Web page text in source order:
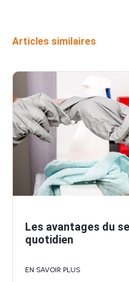
Articles similaires
Les avantages du
quotidien
EN SAVOIR PLUS